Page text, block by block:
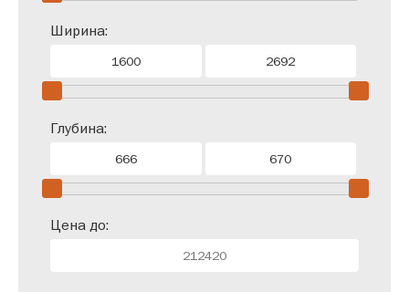
Ширина:
Глубина:
Цена до: